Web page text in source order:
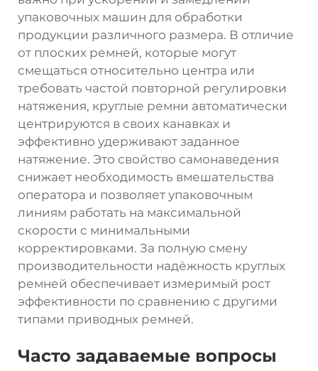
упаковочных машин для обработки
продукции различного размера. В отличие
от плоских ремней, которые могут
смещаться относительно центра или
требовать частой повторной регулировки
натяжения, круглые ремни автоматически
центрируются в своих канавках и
эффективно удерживают заданное
натяжение. Это свойство самонаведения
снижает необходимость вмешательства
оператора и позволяет упаковочным
линиям работать на максимальной
скорости с минимальными
корректировками. За полную смену
производительности надёжность круглых
ремней обеспечивает измеримый рост
эффективности по сравнению с другими
типами приводных ремней.
Часто задаваемые вопросы